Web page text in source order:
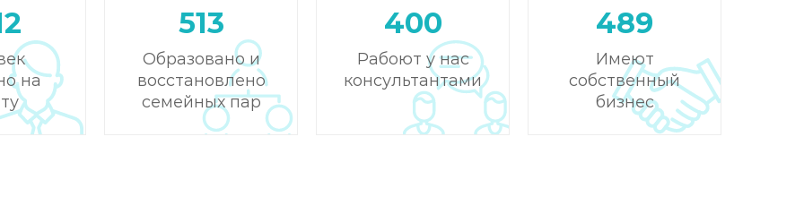
на
513
Образовано и
восстановлено
семейных пар
400
Рабоют у нас
консультантами
489
Имеют
собственный
бизнес